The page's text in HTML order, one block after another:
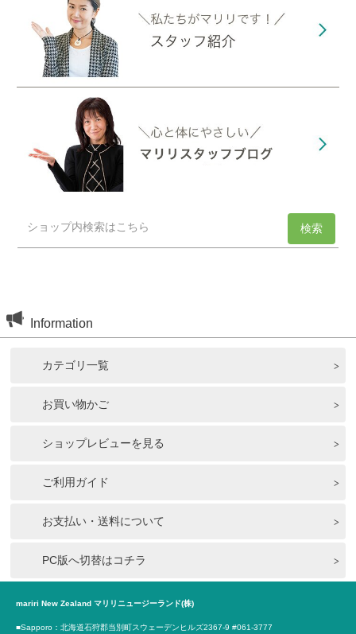
Information
カテゴリ一覧
お買い物かご
ショップレビューを見る
ご利用ガイド
お支払い・送料について
PC版へ切替はコチラ
mariri New Zealand マリリニュージーランド(株)
■Sapporo：北海道石狩郡当別町スウェーデンヒルズ2367-9 #061-3777